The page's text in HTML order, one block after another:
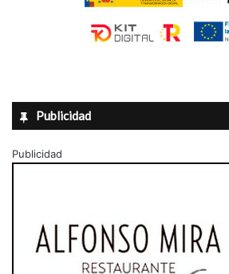
Publicidad
Publicidad